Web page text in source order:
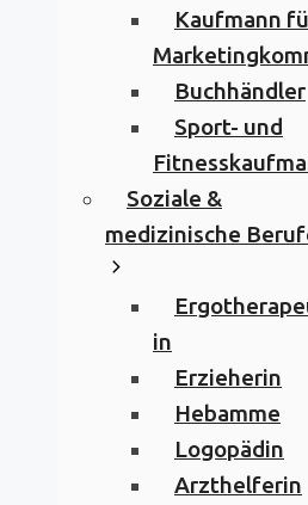
Kaufmann
Buchhändler
Sport- und
Soziale &
medizinische
in
Erzieherin
Hebamme
Logopädin
Arzthelferin